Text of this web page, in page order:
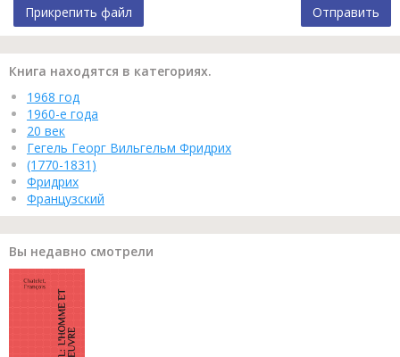
Прикрепить файл Отправить
Книга находятся в категориях.
1968 год
1960-е года
20 век
Гегель Георг Вильгельм Фридрих
(1770-1831)
Фридрих
Французский
Вы недавно смотрели